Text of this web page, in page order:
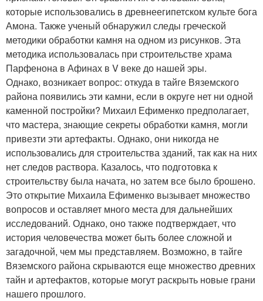
которые использовались в древнеегипетском культе бога
Амона. Также ученый обнаружил следы греческой
методики обработки камня на одном из рисунков. Эта
методика использовалась при строительстве храма
Парфенона в Афинах в V веке до нашей эры.
Однако, возникает вопрос: откуда в тайге Вяземского
района появились эти камни, если в округе нет ни одной
каменной постройки? Михаил Ефименко предполагает,
что мастера, знающие секреты обработки камня, могли
привезти эти артефакты. Однако, они никогда не
использовались для строительства зданий, так как на них
нет следов раствора. Казалось, что подготовка к
строительству была начата, но затем все было брошено.
Это открытие Михаила Ефименко вызывает множество
вопросов и оставляет много места для дальнейших
исследований. Однако, оно также подтверждает, что
история человечества может быть более сложной и
загадочной, чем мы представляем. Возможно, в тайге
Вяземского района скрываются еще множество древних
тайн и артефактов, которые могут раскрыть новые грани
нашего прошлого.